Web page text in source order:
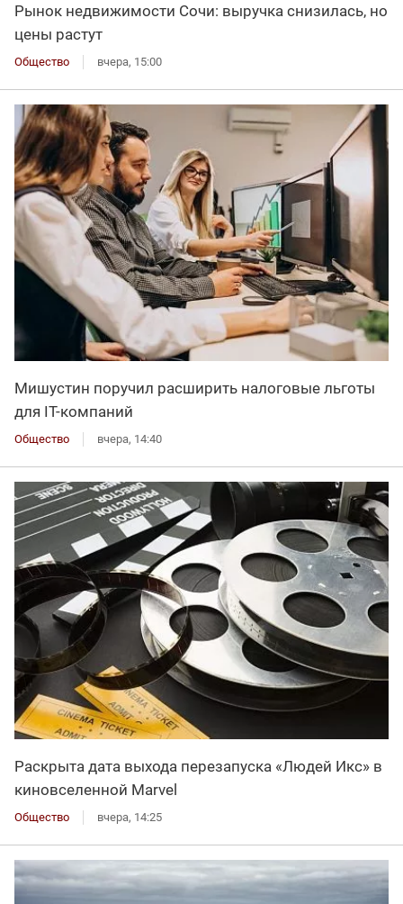
Рынок недвижимости Сочи: выручка снизилась, но
цены растут
Общество вчера, 15:00
Мишустин поручил расширить налоговые льготы
для IT-компаний
Общество вчера, 14:40
Раскрыта дата выхода перезапуска «Людей Икс» в
киновселенной Marvel
Общество вчера, 14:25